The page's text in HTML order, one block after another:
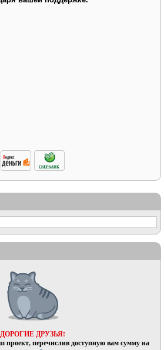
ДОРОГИЕ ДРУЗЬЯ!
перечислив доступную вам сумму на